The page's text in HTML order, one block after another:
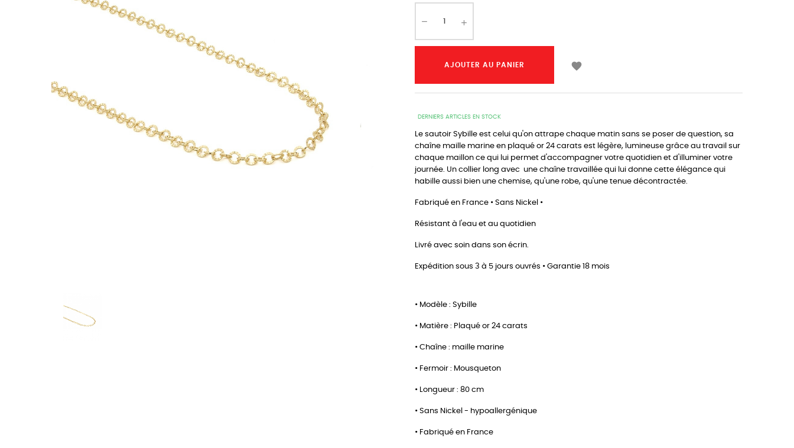
AJOUTER AU PANIER 
DERNIERS ARTICLES EN STOCK
Le sautoir Sybille est celui qu'on attrape chaque matin sans se poser de question, sa
chaîne maille marine en plaqué or 24 carats est légère, lumineuse grâce au travail sur
chaque maillon ce qui lui permet d'accompagner votre quotidien et d'illuminer votre
journée. Un collier long avec une chaîne travaillée qui lui donne cette élégance qui
habille aussi bien une chemise, qu'une robe, qu'une tenue décontractée.
Fabriqué en France • Sans Nickel •
Résistant à l'eau et au quotidien
Livré avec soin dans son écrin.
Expédition sous 3 à 5 jours ouvrés • Garantie 18 mois
• Modèle : Sybille
• Matière : Plaqué or 24 carats
• Chaîne : maille marine
• Fermoir : Mousqueton
• Longueur : 80 cm
• Sans Nickel - hypoallergénique
• Fabriqué en France